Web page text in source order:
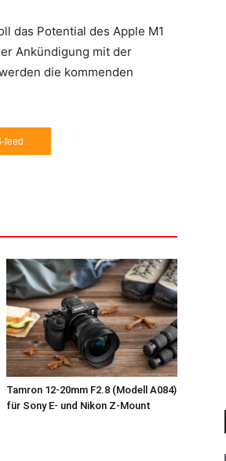
das Potential des Apple M1
Ankündigung mit der
die kommenden
feed
Tamron 12-20mm F2.8 (Modell A084)
für Sony E- und Nikon Z-Mount